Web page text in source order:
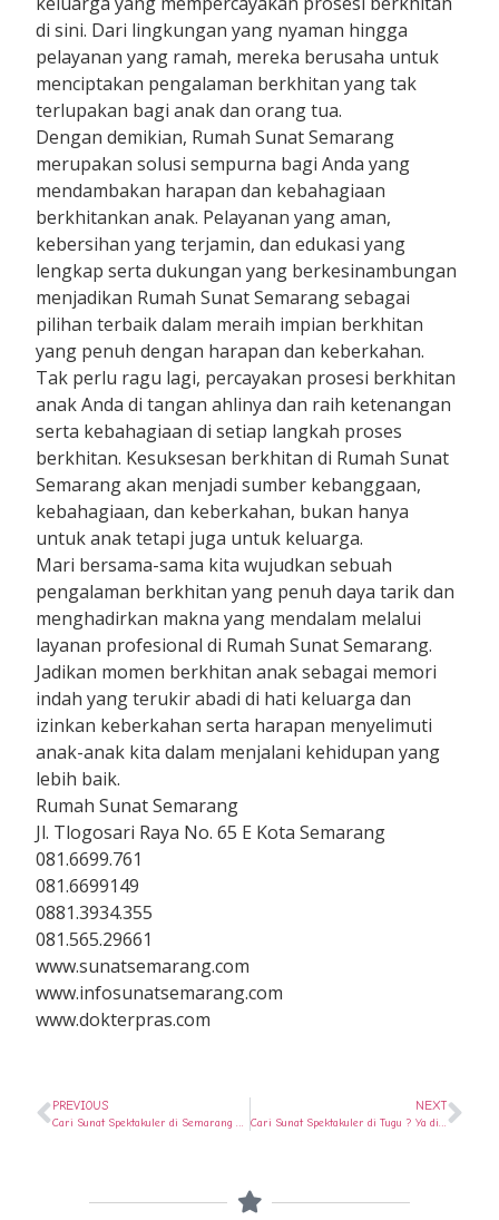
di sini. Dari lingkungan yang nyaman hingga
pelayanan yang ramah, mereka berusaha untuk
menciptakan pengalaman berkhitan yang tak
terlupakan bagi anak dan orang tua.
Dengan demikian, Rumah Sunat Semarang
merupakan solusi sempurna bagi Anda yang
mendambakan harapan dan kebahagiaan
berkhitankan anak. Pelayanan yang aman,
kebersihan yang terjamin, dan edukasi yang
lengkap serta dukungan yang berkesinambungan
menjadikan Rumah Sunat Semarang sebagai
pilihan terbaik dalam meraih impian berkhitan
yang penuh dengan harapan dan keberkahan.
Tak perlu ragu lagi, percayakan prosesi berkhitan
anak Anda di tangan ahlinya dan raih ketenangan
serta kebahagiaan di setiap langkah proses
berkhitan. Kesuksesan berkhitan di Rumah Sunat
Semarang akan menjadi sumber kebanggaan,
kebahagiaan, dan keberkahan, bukan hanya
untuk anak tetapi juga untuk keluarga.
Mari bersama-sama kita wujudkan sebuah
pengalaman berkhitan yang penuh daya tarik dan
menghadirkan makna yang mendalam melalui
layanan profesional di Rumah Sunat Semarang.
Jadikan momen berkhitan anak sebagai memori
indah yang terukir abadi di hati keluarga dan
izinkan keberkahan serta harapan menyelimuti
anak-anak kita dalam menjalani kehidupan yang
lebih baik.
Rumah Sunat Semarang
Jl. Tlogosari Raya No. 65 E Kota Semarang
081.6699.761
081.6699149
0881.3934.355
081.565.29661
www.sunatsemarang.com
www.infosunatsemarang.com
www.dokterpras.com
PREVIOUS NEXT